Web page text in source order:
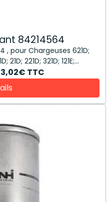
84214564
, pour Chargeuses 621D;
21D; 221D; 321D; 121E;...
TTC